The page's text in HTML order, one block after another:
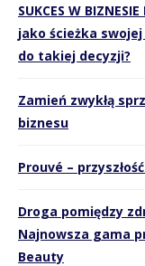
SUKCES W
jako ścieżka
do takiej decyzji?
Zamień zwykłą
biznesu
Prouvé –
Droga pomiędzy
Najnowsza gama
Beauty